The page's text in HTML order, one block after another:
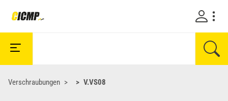
Verschraubungen V.VS08